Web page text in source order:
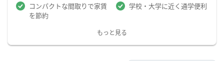
コンパクトな間取りで家賃
を節約
学校・大学に近く通学便利
もっと見る